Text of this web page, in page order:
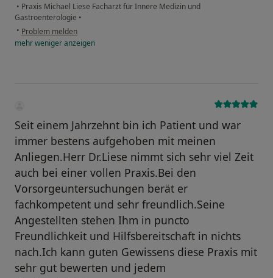
• Praxis Michael Liese Facharzt für Innere Medizin und
Gastroenterologie •
• Problem melden
mehrwenigeranzeigen
Seit einem Jahrzehnt bin ich Patient und war
immer bestens aufgehoben mit meinen
Anliegen.Herr Dr.Liese nimmt sich sehr viel Zeit
auch bei einer vollen Praxis.Bei den
Vorsorgeuntersuchungen berät er
fachkompetent und sehr freundlich.Seine
Angestellten stehen Ihm in puncto
Freundlichkeit und Hilfsbereitschaft in nichts
nach.Ich kann guten Gewissens diese Praxis mit
sehr gut bewerten und jedem